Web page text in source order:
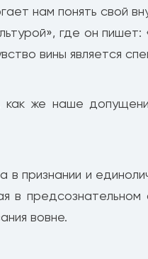
нам понять свой
где он
вины является
как же наше
в признании и
в
вовне.